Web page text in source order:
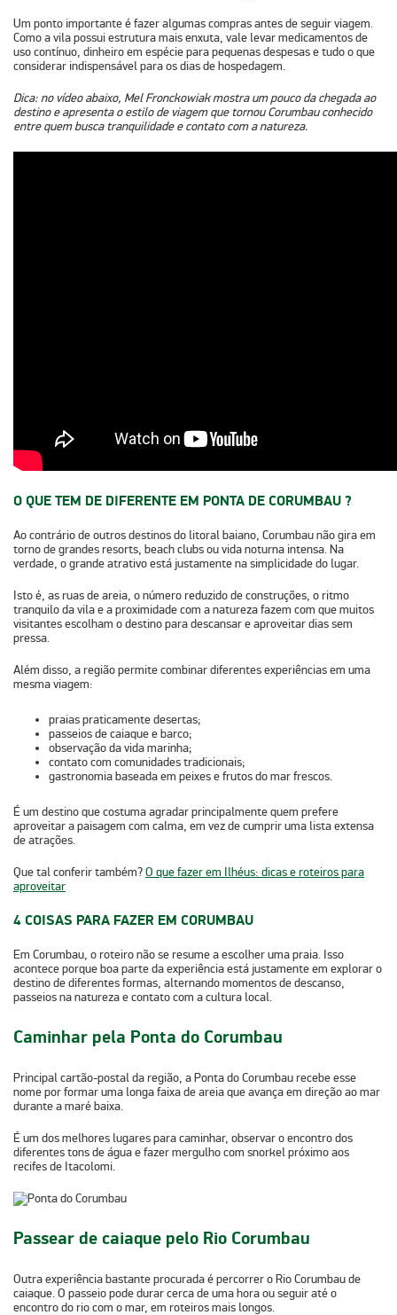
Um ponto importante éfazer algumas compras antes de seguir viagem.
Como a vila possui estrutura mais enxuta, vale levar medicamentos de
uso contínuo, dinheiro em espécie para pequenas despesas e tudo o que
considerar indispensável para os dias de hospedagem.
Dica: no vídeo abaixo, Mel Fronckowiak mostra um pouco da chegada ao
destino e apresenta o estilo de viagem que tornou Corumbau conhecido
entre quem busca tranquilidade e contato com a natureza.
O QUE TEM DE DIFERENTE EM PONTA DE CORUMBAU ?
Ao contrário de outros destinos do litoral baiano, Corumbau não gira em
torno de grandes resorts, beach clubs ou vida noturna intensa.Na
verdade, o grande atrativo está justamente na simplicidade do lugar.
Isto é, as ruas de areia, o número reduzido de construções, o ritmo
tranquilo da vila e a proximidade com a natureza fazem com que muitos
visitantes escolham o destino para descansar e aproveitar dias sem
pressa.
Além disso, a região permite combinar diferentes experiências em uma
mesma viagem:
praias praticamente desertas;
passeios de caiaque e barco;
observação da vida marinha;
contato com comunidades tradicionais;
gastronomia baseada em peixes e frutos do mar frescos.
É um destino que costuma agradar principalmente quem prefere
aproveitar a paisagem com calma, em vez de cumprir uma lista extensa
de atrações.
Que tal conferir também?O que fazer em Ilhéus: dicas e roteiros para
aproveitar
4 COISAS PARA FAZER EM CORUMBAU
Em Corumbau, o roteiro não se resume a escolher uma praia. Isso
acontece porqueboa parte da experiência está justamente em explorar o
destino de diferentes formas, alternando momentos de descanso,
passeios na natureza e contato com a cultura local.
Caminhar pela Ponta do Corumbau
Principal cartão-postal da região, a Ponta do Corumbau recebe esse
nome por formar uma longa faixa de areia que avança em direção ao mar
durante a maré baixa.
É um dos melhores lugares para caminhar, observar o encontro dos
diferentes tons de água e fazermergulho com snorkelpróximo aos
recifes de Itacolomi.
Passear de caiaque pelo Rio Corumbau
Outra experiência bastante procurada é percorrer o Rio Corumbau de
caiaque. O passeio pode durarcerca de uma horaou seguir até o
encontro do rio com o mar, em roteiros mais longos.